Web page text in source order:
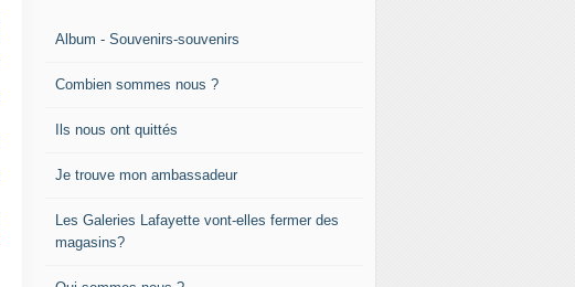
Album - Souvenirs-souvenirs
Combien sommes nous ?
Ils nous ont quittés
Je trouve mon ambassadeur
Les Galeries Lafayette vont-elles fermer des
magasins?